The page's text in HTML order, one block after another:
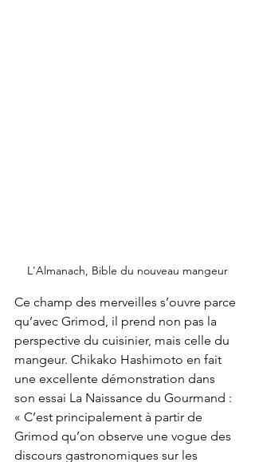
L'Almanach, Bible du nouveau mangeur
Ce champ des merveilles s’ouvre parce
qu’avec Grimod, il prend non pas la
perspective du cuisinier, mais celle du
mangeur. Chikako Hashimoto en fait
une excellente démonstration dans
son essai La Naissance du Gourmand :
« C’est principalement à partir de
Grimod qu’on observe une vogue des
discours gastronomiques sur les